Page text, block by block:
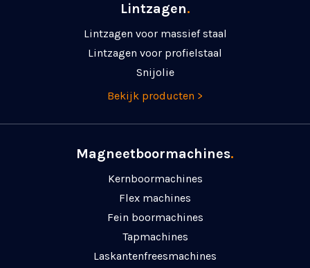
Lintzagen.
Lintzagen voor massief staal
Lintzagen voor profielstaal
Snijolie
Bekijk producten >
Magneetboormachines.
Kernboormachines
Flex machines
Fein boormachines
Tapmachines
Laskanten­freesmachines